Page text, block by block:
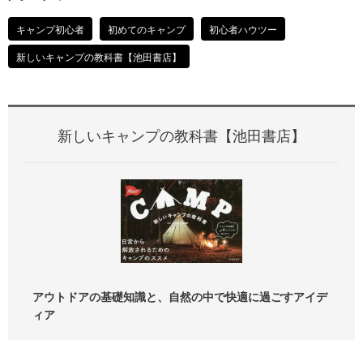
キャンプ初心者 初めてのキャンプ
初心者ハウツー
新しいキャンプの教科書【池田書店】
新しいキャンプの教科書【池田書店】
アウトドアの基礎知識と、自然の中で快適に過ごすアイデ
ィア